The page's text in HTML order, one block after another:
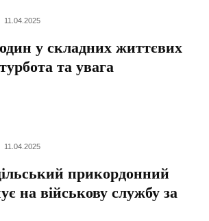
11.04.2025
у складних життєвих
та увага
11.04.2025
прикордонний
на військову службу за